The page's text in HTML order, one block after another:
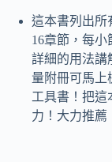
這本書列出所
16章節，每
詳細的用法講
量附冊可馬上
工具書！把這
力！大力推薦